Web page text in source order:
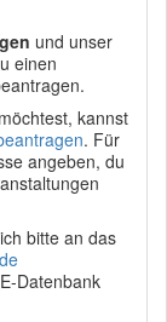
und unser
einen
kannst
. Für
angeben, du
bitte an das
Datenbank